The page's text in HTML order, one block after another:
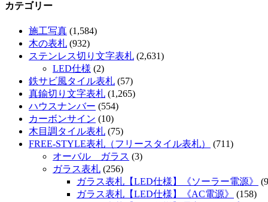
カテゴリー
施工写真 (1,584)
木の表札 (932)
ステンレス切り文字表札 (2,631)
LED仕様 (2)
鉄サビ風タイル表札 (57)
真鍮切り文字表札 (1,265)
ハウスナンバー (554)
カーボンサイン (10)
木目調タイル表札 (75)
FREE-STYLE表札（フリースタイル表札）
(711)
オーバル ガラス (3)
ガラス表札 (256)
ガラス表札【LED仕様】《ソーラー電源》
ガラス表札【LED仕様】《AC電源》
(158)